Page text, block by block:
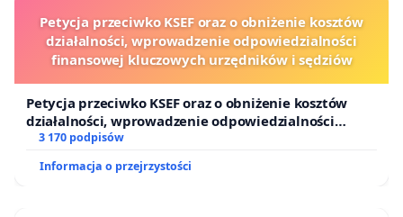
Petycja przeciwko KSEF oraz o obniżenie kosztów
działalności, wprowadzenie odpowiedzialności
finansowej kluczowych urzędników i sędziów
Petycja przeciwko KSEF oraz o obniżenie kosztów
działalności, wprowadzenie odpowiedzialności
finansowej kluczowych urzędników i sędziów
3 170 podpisów
Informacja o przejrzystości